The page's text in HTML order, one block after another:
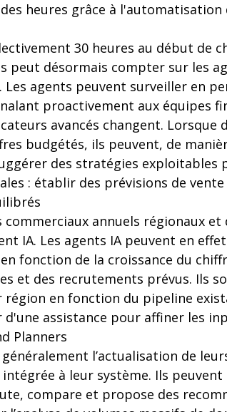
heures grâce à l'automatisation
30 heures au début de
peut désormais compter sur les
agents peuvent surveiller en
proactivement aux équipes
avancés changent. Lorsque
budgétés, ils peuvent, de
des stratégies exploitables
: établir des prévisions de
annuels régionaux et
IA. Les agents IA peuvent en
fonction de la croissance du
et des recrutements prévus. Ils
en fonction du pipeline
d'une assistance pour affiner les
Planners
l’actualisation de
à leur système. Ils
compare et propose des